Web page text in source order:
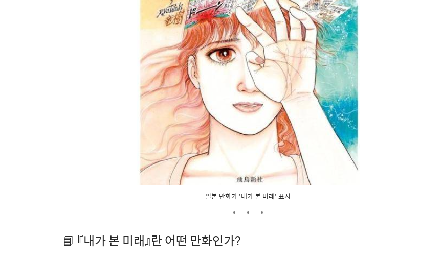
일본 만화가 '내가 본 미래' 표지
📘 『내가 본 미래』란 어떤 만화인가?